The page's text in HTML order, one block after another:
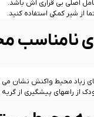
اصلی بی قراری اش باشد.
از شیر کمکی استفاده کنید.
زیاد محیط واکنش نشان
از راههای پیشگیری از